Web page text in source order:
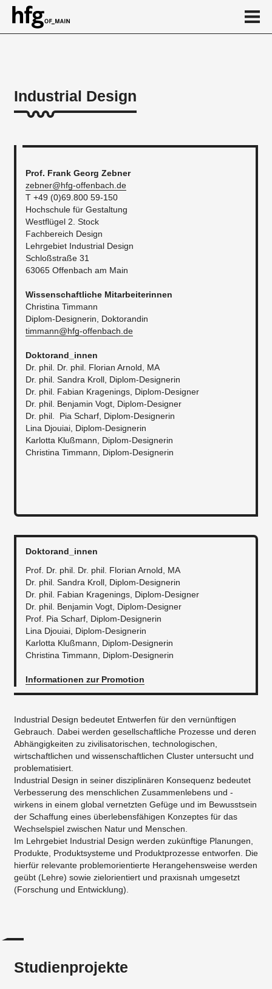
Über
Industrial Design
Prof. Frank Georg Zebner
zebner@hfg-offenbach.de
T +49 (0)69.800 59-150
Hochschule für Gestaltung
Westflügel 2. Stock
Fachbereich Design
Lehrgebiet Industrial Design
Schloßstraße 31
63065 Offenbach am Main
Wissenschaftliche Mitarbeiterinnen
Christina Timmann
Diplom-Designerin, Doktorandin
timmann@hfg-offenbach.de
Doktorand_innen
Dr. phil. Dr. phil. Florian Arnold, MA
Dr. phil. Sandra Kroll, Diplom-Designerin
Dr. phil. Fabian Kragenings, Diplom-Designer
Dr. phil. Benjamin Vogt, Diplom-Designer
Dr. phil. Pia Scharf, Diplom-Designerin
Lina Djouiai, Diplom-Designerin
Karlotta Klußmann, Diplom-Designerin
Christina Timmann, Diplom-Designerin
Doktorand_innen
Prof. Dr. phil. Dr. phil. Florian Arnold, MA
Dr. phil. Sandra Kroll, Diplom-Designerin
Dr. phil. Fabian Kragenings, Diplom-Designer
Dr. phil. Benjamin Vogt, Diplom-Designer
Prof. Pia Scharf, Diplom-Designerin
Lina Djouiai, Diplom-Designerin
Karlotta Klußmann, Diplom-Designerin
Christina Timmann, Diplom-Designerin
Informationen zur Promotion
Industrial Design bedeutet Entwerfen für den vernünftigen
Gebrauch. Dabei werden gesellschaftliche Prozesse und deren
Abhängigkeiten zu zivilisatorischen, technologischen,
wirtschaftlichen und wissenschaftlichen Cluster untersucht und
problematisiert.
Industrial Design in seiner disziplinären Konsequenz bedeutet
Verbesserung des menschlichen Zusammenlebens und -
wirkens in einem global vernetzten Gefüge und im Bewusstsein
der Schaffung eines überlebensfähigen Konzeptes für das
Wechselspiel zwischen Natur und Menschen.
Im Lehrgebiet Industrial Design werden zukünftige Planungen,
Produkte, Produktsysteme und Produktprozesse entworfen. Die
hierfür relevante problemorientierte Herangehensweise werden
geübt (Lehre) sowie zielorientiert und praxisnah umgesetzt
(Forschung und Entwicklung).
Studienprojekte